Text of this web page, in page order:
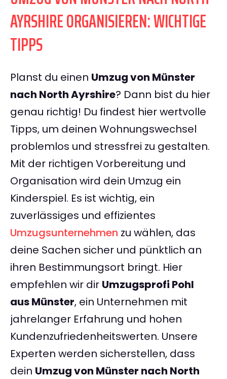
AYRSHIRE ORGANISIEREN: WICHTIGE
TIPPS
Planst du einen Umzug von Münster
nach North Ayrshire? Dann bist du hier
genau richtig! Du findest hier wertvolle
Tipps, um deinen Wohnungswechsel
problemlos und stressfrei zu gestalten.
Mit der richtigen Vorbereitung und
Organisation wird dein Umzug ein
Kinderspiel. Es ist wichtig, ein
zuverlässiges und effizientes
Umzugsunternehmen zu wählen, das
deine Sachen sicher und pünktlich an
ihren Bestimmungsort bringt. Hier
empfehlen wir dir Umzugsprofi Pohl
aus Münster, ein Unternehmen mit
jahrelanger Erfahrung und hohen
Kundenzufriedenheitswerten. Unsere
Experten werden sicherstellen, dass
dein Umzug von Münster nach North